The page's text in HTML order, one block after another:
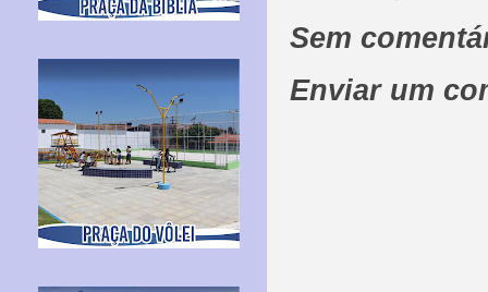
Sem
Enviar um